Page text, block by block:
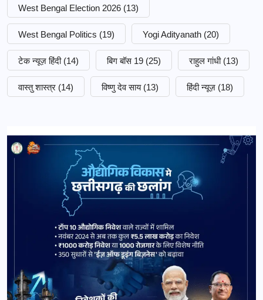
West Bengal Election 2026 (13)
West Bengal Politics (19) Yogi Adityanath (20)
टेक न्यूज़ हिंदी (14) बिग बॉस 19 (25) राहुल गांधी (13)
वास्तु शास्त्र (14) विष्णु देव साय (13) हिंदी न्यूज़ (18)